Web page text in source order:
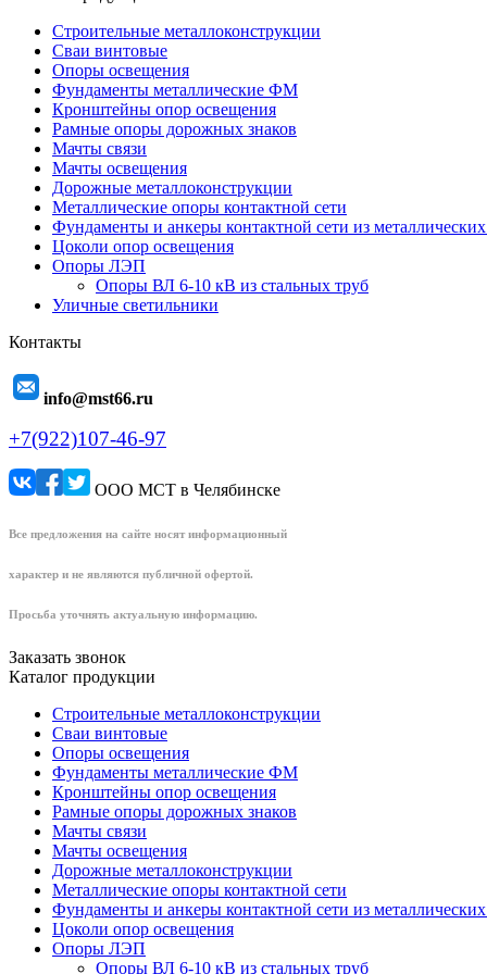
Строительные металлоконструкции
Сваи винтовые
Опоры освещения
Фундаменты металлические ФМ
Кронштейны опор освещения
Рамные опоры дорожных знаков
Мачты связи
Мачты освещения
Дорожные металлоконструкции
Металлические опоры контактной сети
Фундаменты и анкеры контактной сети из
Цоколи опор освещения
Опоры ЛЭП
Опоры ВЛ 6-10 кВ из стальных труб
Уличные светильники
Контакты
info@mst66.ru
+7(922)107-46-97
ООО МСТ в Челябинске
Все предложения на сайте носят информационный
характер и не являются публичной офертой.
Просьба уточнять актуальную информацию.
Заказать звонок
Каталог продукции
Строительные металлоконструкции
Сваи винтовые
Опоры освещения
Фундаменты металлические ФМ
Кронштейны опор освещения
Рамные опоры дорожных знаков
Мачты связи
Мачты освещения
Дорожные металлоконструкции
Металлические опоры контактной сети
Фундаменты и анкеры контактной сети из
Цоколи опор освещения
Опоры ЛЭП
Опоры ВЛ 6-10 кВ из стальных труб